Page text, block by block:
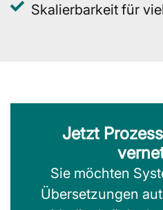
Skalierbarkeit für
Jetzt
Sie möchten
Übersetzungen